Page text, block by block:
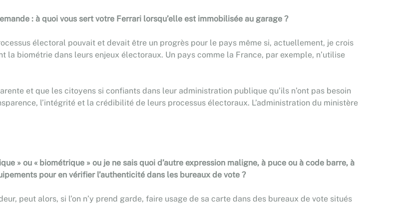
: à quoi vous sert votre Ferrari lorsqu’elle est immobilisée au garage ?
électoral pouvait et devait être un progrès pour le pays même si, actuellement, je crois
la biométrie dans leurs enjeux électoraux. Un pays comme la France, par exemple, n’utilise
et que les citoyens si confiants dans leur administration publique qu’ils n’ont pas besoin
l’intégrité et la crédibilité de leurs processus électoraux. L’administration du ministère
» ou « biométrique » ou je ne sais quoi d’autre expression maligne, à puce ou à code barre, à
pour en vérifier l’authenticité dans les bureaux de vote ?
peut alors, si l’on n’y prend garde, faire usage de sa carte dans des bureaux de vote situés